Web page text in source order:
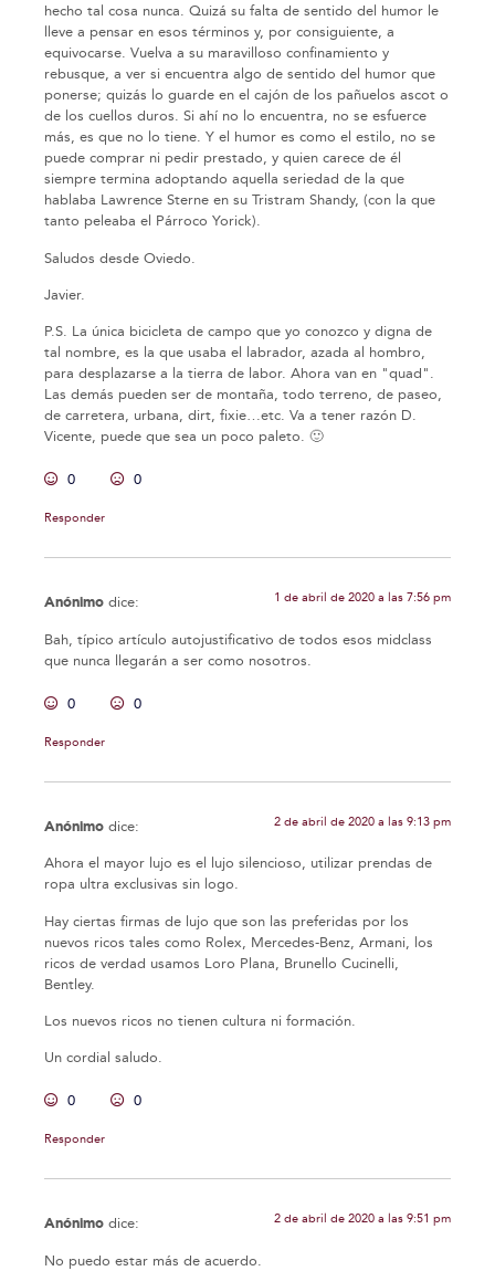
hecho tal cosa nunca. Quizá su falta de sentido del humor le
lleve a pensar en esos términos y, por consiguiente, a
equivocarse. Vuelva a su maravilloso confinamiento y
rebusque, a ver si encuentra algo de sentido del humor que
ponerse; quizás lo guarde en el cajón de los pañuelos ascot o
de los cuellos duros. Si ahí no lo encuentra, no se esfuerce
más, es que no lo tiene. Y el humor es como el estilo, no se
puede comprar ni pedir prestado, y quien carece de él
siempre termina adoptando aquella seriedad de la que
hablaba Lawrence Sterne en su Tristram Shandy, (con la que
tanto peleaba el Párroco Yorick).
Saludos desde Oviedo.
Javier.
P.S. La única bicicleta de campo que yo conozco y digna de
tal nombre, es la que usaba el labrador, azada al hombro,
para desplazarse a la tierra de labor. Ahora van en "quad".
Las demás pueden ser de montaña, todo terreno, de paseo,
de carretera, urbana, dirt, fixie…etc. Va a tener razón D.
Vicente, puede que sea un poco paleto. 🙂
0 0
Responder
Anónimo dice: 1 de abril de 2020 a las 7:56 pm
Bah, típico artículo autojustificativo de todos esos midclass
que nunca llegarán a ser como nosotros.
0 0
Responder
Anónimo dice: 2 de abril de 2020 a las 9:13 pm
Ahora el mayor lujo es el lujo silencioso, utilizar prendas de
ropa ultra exclusivas sin logo.
Hay ciertas firmas de lujo que son las preferidas por los
nuevos ricos tales como Rolex, Mercedes-Benz, Armani, los
ricos de verdad usamos Loro Plana, Brunello Cucinelli,
Bentley.
Los nuevos ricos no tienen cultura ni formación.
Un cordial saludo.
0 0
Responder
Anónimo dice: 2 de abril de 2020 a las 9:51 pm
No puedo estar más de acuerdo.